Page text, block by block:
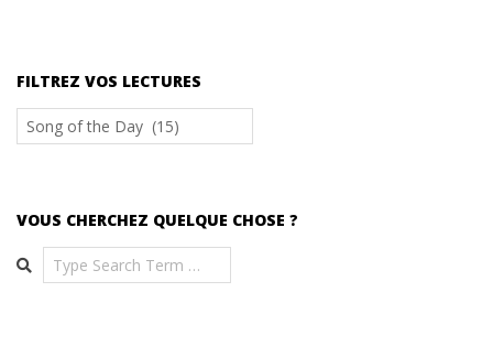
FILTREZ VOS LECTURES
Filtrez
vos
VOUS CHERCHEZ QUELQUE CHOSE ?
Search